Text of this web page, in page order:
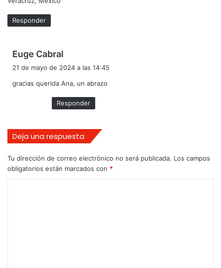
Responder
Euge Cabral
i
e
:
21 de mayo de 2024 a las 14:45
gracias querida Ana, un abrazo
Responder
Deja una respuesta
Tu dirección de correo electrónico no será publicada. Los campos
obligatorios están marcados con *